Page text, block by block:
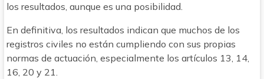
los resultados, aunque es una posibilidad.
En definitiva, los resultados indican que muchos de los
registros civiles no están cumpliendo con sus propias
normas de actuación, especialmente los artículos 13, 14,
16, 20 y 21.